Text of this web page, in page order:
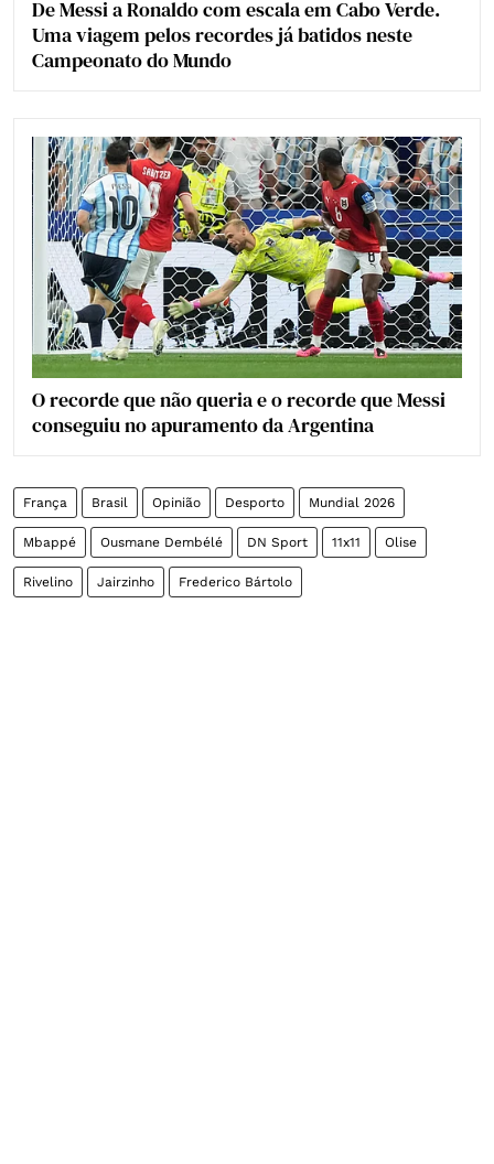
De Messi a Ronaldo com escala em Cabo Verde.
Uma viagem pelos recordes já batidos neste
Campeonato do Mundo
O recorde que não queria e o recorde que Messi
conseguiu no apuramento da Argentina
França Brasil Opinião Desporto Mundial 2026
Mbappé Ousmane Dembélé DN Sport 11x11 Olise
Rivelino Jairzinho Frederico Bártolo